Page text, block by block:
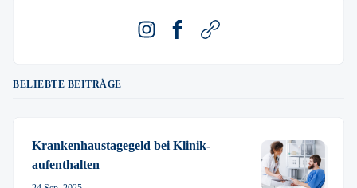
BELIEBTE BEITRÄGE
Krankenhaustage­­­­geld bei Klinik­
aufenthalten